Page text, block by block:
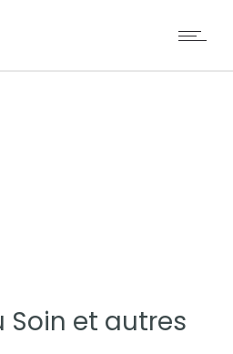
Soin et autres